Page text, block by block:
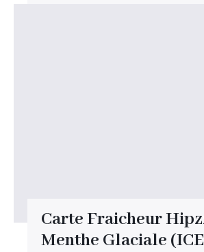
Carte Fraicheur
Menthe Glaciale